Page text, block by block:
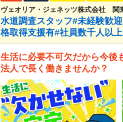
ヴェオリア・ジェネッツ株式会社
水道調査スタッフ#未経験歓
格取得支援有#社員数千人以上
生活に必要不可欠だから今後
法人で長く働きませんか？